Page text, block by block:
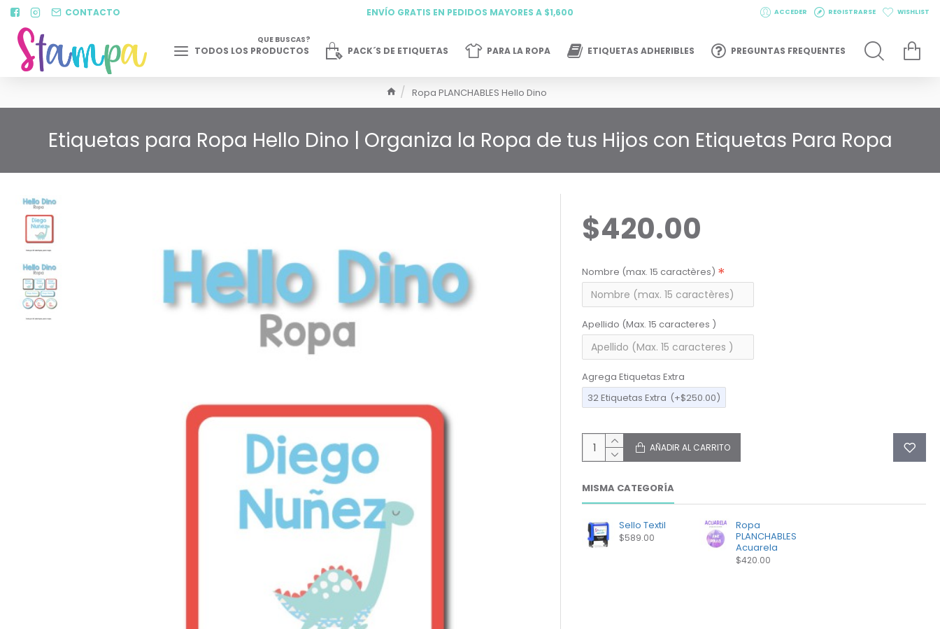
CONTACTO ENVÍO GRATIS EN PEDIDOS MAYORES A $1,600 ACCEDER REGISTRARSE WISHLIST
TODOS LOS PRODUCTOS
QUE BUSCAS?
PACK´S DE ETIQUETAS PARA LA ROPA ETIQUETAS ADHERIBLES PREGUNTAS FREQUENTES
Ropa PLANCHABLES Hello Dino
Etiquetas para Ropa Hello Dino | Organiza la Ropa de tus Hijos con Etiquetas Para Ropa
$420.00
Nombre (max. 15 caractères)
Apellido (Max. 15 caracteres )
Agrega Etiquetas Extra
32 Etiquetas Extra (+$250.00)
AÑADIR AL CARRITO
MISMA CATEGORÍA
Sello Textil
$589.00
Ropa
PLANCHABLES
Acuarela
$420.00